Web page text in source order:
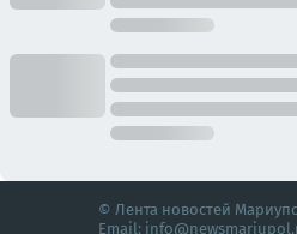
© Лента новостей
Email: